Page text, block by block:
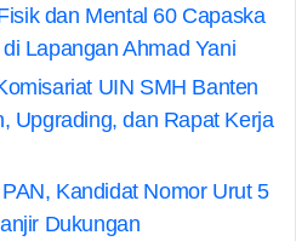
dan Mental 60 Capaska
Lapangan Ahmad Yani
UIN SMH Banten
Upgrading, dan Rapat Kerja
Kandidat Nomor Urut 5
Dukungan